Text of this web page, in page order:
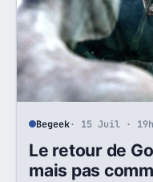
Begeek· 15 Juil ·
Le retour de
mais pas